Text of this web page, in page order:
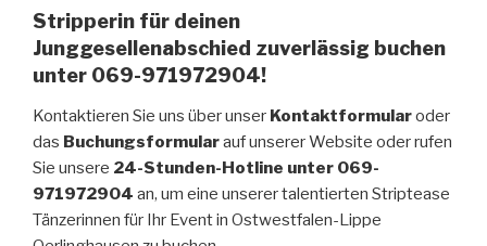
Stripperin für deinen
Junggesellenabschied zuverlässig buchen
unter 069-971972904!
Kontaktieren Sie uns über unser Kontaktformularoder
das Buchungsformularauf unserer Website oder rufen
Sie unsere 24-Stunden-Hotline unter 069-
971972904 an, um eine unserer talentierten Striptease
Tänzerinnen für Ihr Event in Ostwestfalen-Lippe